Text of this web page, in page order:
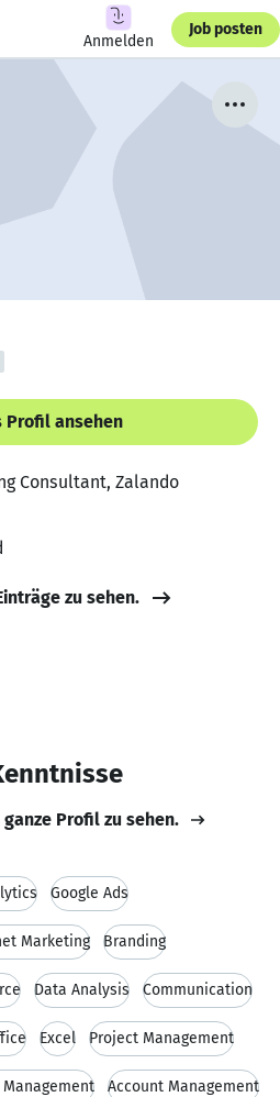
Anmelden
Job posten
Profil ansehen
Consultant, Zalando
zu sehen.
Profil zu sehen.
Google Ads
Marketing Branding
Data Analysis Communication
Excel Project Management
Management Account Management